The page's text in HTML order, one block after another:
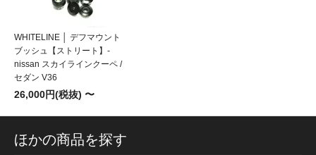
WHITELINE │ デフマウント
ブッシュ【ストリート】-
nissan スカイラインクーペ /
セダン V36
26,000円(税抜) 〜
ほかの商品を探す